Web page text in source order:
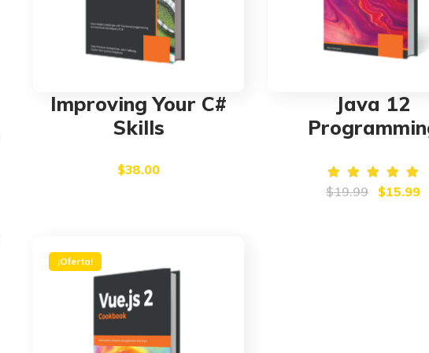
Improving Your C#
Skills
$38.00
Java 12
Valorado
en5.00
$19.99
Original
$15.99
¡Oferta!